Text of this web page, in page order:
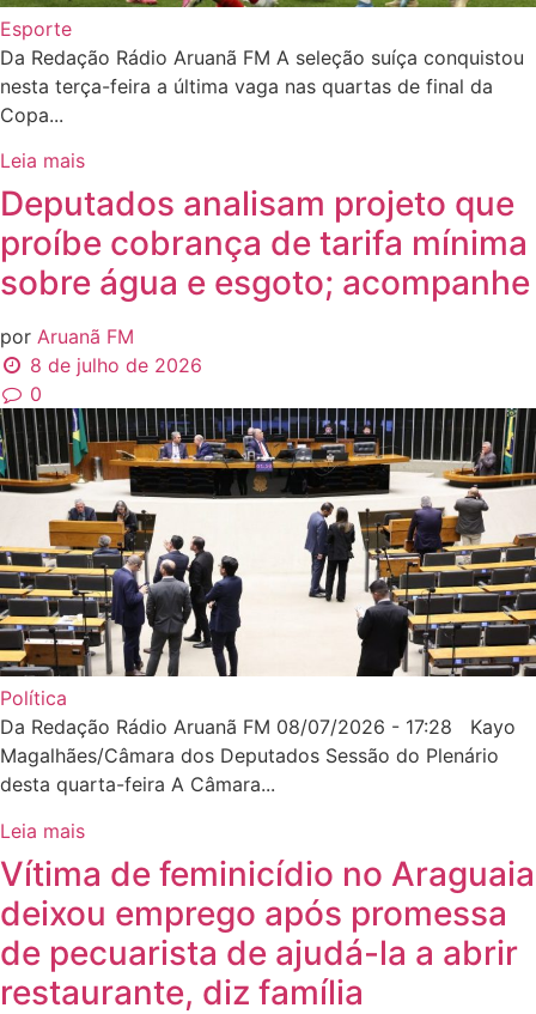
Esporte
Da Redação Rádio Aruanã FM A seleção suíça conquistou
nesta terça-feira a última vaga nas quartas de final da
Copa...
Leia mais
Deputados analisam projeto que
proíbe cobrança de tarifa mínima
sobre água e esgoto; acompanhe
por Aruanã FM
8 de julho de 2026
0
Política
Da Redação Rádio Aruanã FM 08/07/2026 - 17:28 Kayo
Magalhães/Câmara dos Deputados Sessão do Plenário
desta quarta-feira A Câmara...
Leia mais
Vítima de feminicídio no Araguaia
deixou emprego após promessa
de pecuarista de ajudá-la a abrir
restaurante, diz família